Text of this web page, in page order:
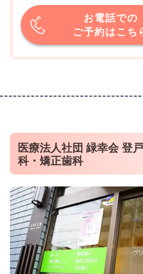
お電話での
ご予約はこち
医療法人社団 緑幸会 登
科・矯正歯科